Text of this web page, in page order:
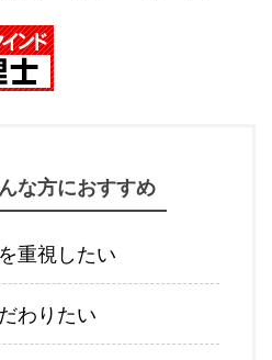
な方におすすめ
重視したい
わりたい